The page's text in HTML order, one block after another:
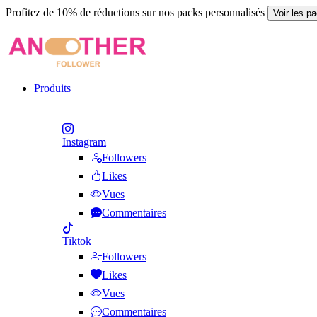
Profitez de 10% de réductions sur nos packs personnalisés Voir les
Produits
Instagram
Followers
Likes
Vues
Commentaires
Tiktok
Followers
Likes
Vues
Commentaires